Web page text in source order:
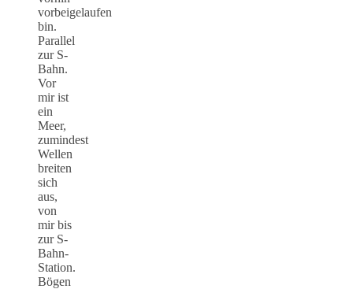
vorbeigelaufen
bin.
Parallel
zur S-
Bahn.
Vor
mir ist
ein
Meer,
zumindest
Wellen
breiten
sich
aus,
von
mir bis
zur S-
Bahn-
Station.
Bögen